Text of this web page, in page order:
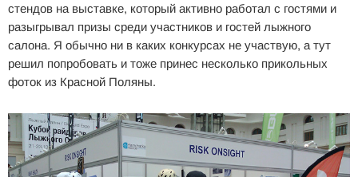
стендов на выставке, который активно работал с гостями и
разыгрывал призы среди участников и гостей лыжного
салона. Я обычно ни в каких конкурсах не участвую, а тут
решил попробовать и тоже принес несколько прикольных
фоток из Красной Поляны.